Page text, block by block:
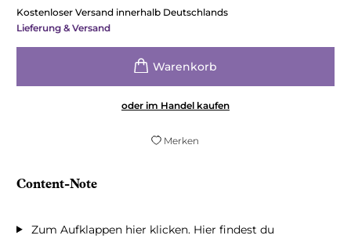
Kostenloser Versand innerhalb Deutschlands
Lieferung & Versand
oder im Handel kaufen
Merken
Content-Note
Zum Aufklappen hier klicken. Hier findest du